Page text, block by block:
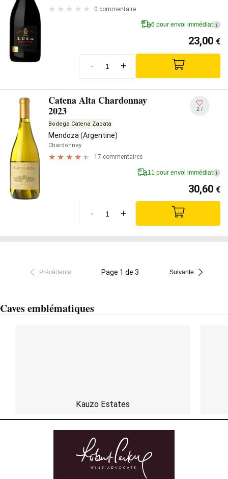
0 commentaire
6 pour envoi immédiat i
23,00 €
- +
Catena Alta Chardonnay
2023
Bodega Catena Zapata
Mendoza (Argentine)
Chardonnay
17 commentaires
27
11 pour envoi immédiat i
30,60 €
- +
Précédente Page 1 de 3 Suivante
Caves emblématiques
Kauzo Estates